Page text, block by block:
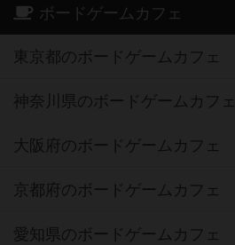
ボードゲームカフェ
東京都のボードゲームカフェ
神奈川県のボードゲームカフェ
大阪府のボードゲームカフェ
京都府のボードゲームカフェ
愛知県のボードゲームカフェ